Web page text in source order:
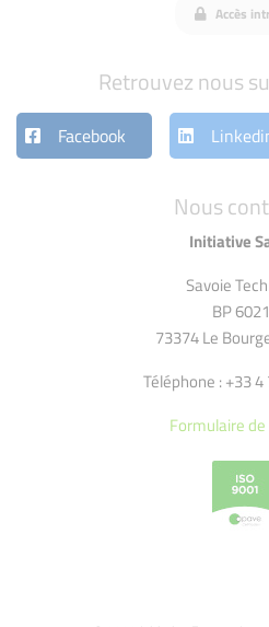
Nous
Initiative
Savoie
BP
73374 Le
Téléphone : +33
Formulaire
Accès
Retrouvez nous
Facebook